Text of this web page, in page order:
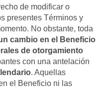
de modificar o
presentes Términos y
No obstante, toda
cambio en el Beneficio
de otorgamiento
con una antelación
. Aquellas
el Beneficio ni las